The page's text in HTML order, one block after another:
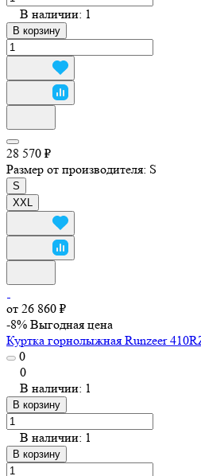
В наличии: 1
В корзину
28 570 ₽
Размер от производителя: S
S
XXL
от 26 860 ₽
-8% Выгодная цена
Куртка горнолыжная Runzeer
0
0
В наличии: 1
В корзину
В наличии: 1
В корзину